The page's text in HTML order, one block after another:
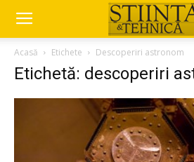
Acasă Etichete Descoperiri astronom
Etichetă: descoperiri